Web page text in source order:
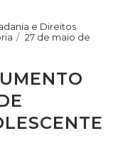
e Direitos
27 de maio de